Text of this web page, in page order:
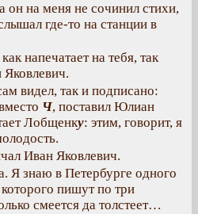
он на меня не сочинил стихи,
где-то на станции в
напечатает на тебя, так
Яковлевич.
видел, так и подписано:
Ч, поставил Юлиан
Лобщенку: этим, говорит, я
Иван Яковлевич.
Я знаю в Петербурге одного
пишут по три
смеется да толстеет…